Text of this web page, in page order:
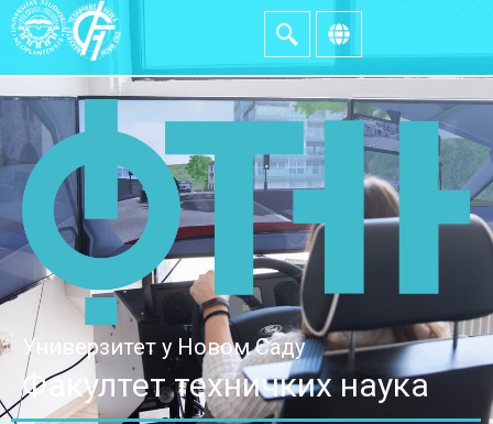
Универзитет у Новом Саду
Факултет техничких наука